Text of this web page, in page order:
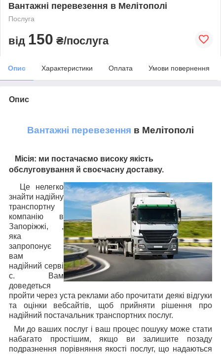
Вантажні перевезення в Мелітополі
Послуга
від 150 ₴/послуга
Опис Характеристики Оплата Умови повернення
Опис
Вантажні перевезення в Мелітополі
Місія: ми постачаємо високу якість
обслуговування й своєчасну доставку.
Це нелегко
знайти надійну
транспортну
компанію в
Запоріжжі, ,
яка
запропонує
вам
надійний серві
с. Вам
доведеться
пройти через уста реклами або прочитати деякі відгуки
та оцінки вебсайтів, щоб прийняти рішення про
надійний постачальник транспортних послуг.
Ми до ваших послуг і ваш процес пошуку може стати
набагато простішим, якщо ви залишите позаду
подразнення порівняння якості послуг, що надаються